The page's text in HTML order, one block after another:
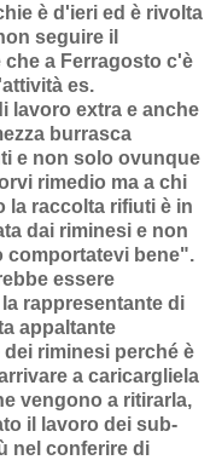
è d'ieri ed è rivolta
seguire il
a Ferragosto c'è
es.
lavoro extra e anche
burrasca
e non solo ovunque
rimedio ma a chi
la raccolta rifiuti è in
dai riminesi e non
comportatevi bene".
essere
rappresentante di
appaltante
riminesi perché è
a caricargliela
vengono a ritirarla,
il lavoro dei sub-
nel conferire di